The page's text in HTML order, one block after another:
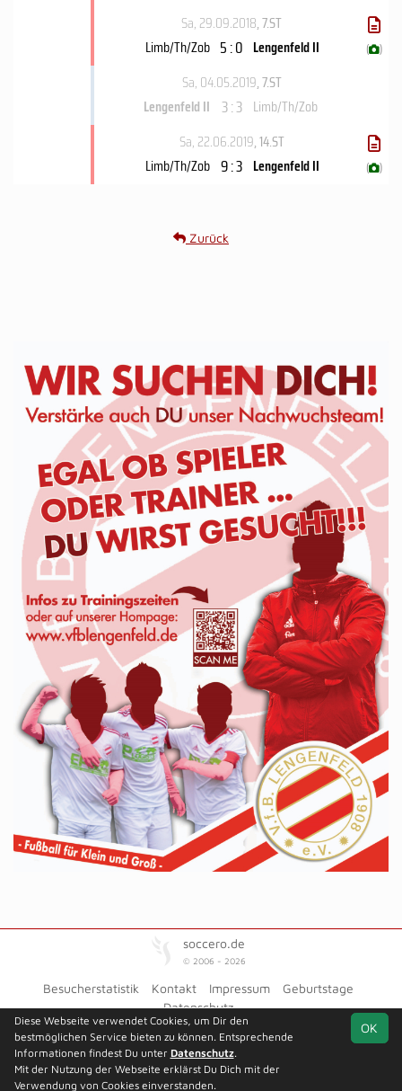
Team
1.
Platzierungsrunde
Spielplan
Sa, 29.09.2018, 7.ST
Limb/​Th/Zob 5 : 0 Lengenfeld II ( )
Sa, 04.05.2019, 7.ST
Lengenfeld II 3 : 3 Limb/​Th/Zob
Sa, 22.06.2019, 14.ST
Limb/​Th/Zob 9 : 3 Lengenfeld II ( )
Zurück
soccero.de
© 2006 - 2026
Besucherstatistik Kontakt Impressum
Geburtstage
Datenschutz
OK
Diese Webseite verwendet Cookies, um Dir den
bestmöglichen Service bieten zu können. Entsprechende
Informationen findest Du unter Datenschutz.
Mit der Nutzung der Webseite erklärst Du Dich mit der
Verwendung von Cookies einverstanden.